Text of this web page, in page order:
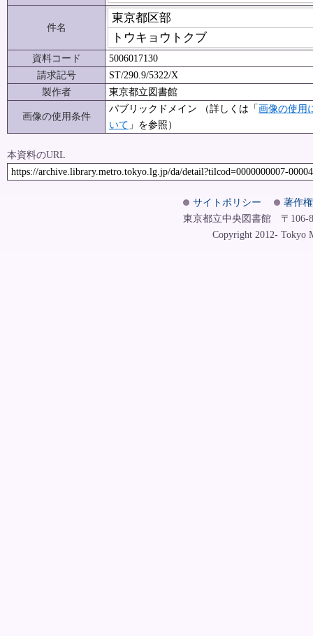
件名
東京都区部
トウキョウトクブ
資料コード
5006017130
請求記号
ST/290.9/5322/X
製作者
東京都立図書館
画像の使用条件
パブリックドメイン （詳しくは「画像の使用
いて 」を参照）
本資料のURL
https://archive.library.metro.tokyo.lg.jp/da/detail?tilcod=0000000007-
サイトポリシー
著作
東京都立中央図書館 〒106-
Copyright 2012- Tokyo